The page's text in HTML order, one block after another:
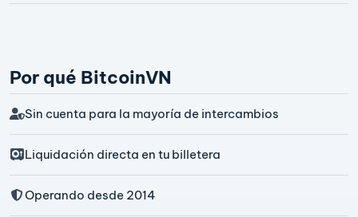
Por qué BitcoinVN
Sin cuenta para la mayoría de intercambios
Liquidación directa en tu billetera
Operando desde 2014